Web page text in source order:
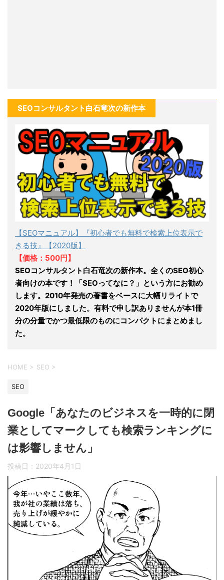
SEOコンサルタント白石竜次の新作本
【SEOマニュアル】『初心者でも無料で検索上位表示で
きる技』【2020版】
【価格：500円】
SEOコンサルタント白石竜次の新作本。全くのSEO初心
者向けの本です！「SEOってなに？」という方にお勧め
します。2010年発売の著書をベースに大幅リライトで
2020年版にしました。有料で申し訳ありませんが本1冊
分の分量でかつ最低限のものにコンパクトにまとめまし
た。
HOME > SEO >
SEO
Google「あなたのビジネスを一時的に閉
業としてマークしても検索ランキングに
は影響しません」
投稿日： 2020年4月1日